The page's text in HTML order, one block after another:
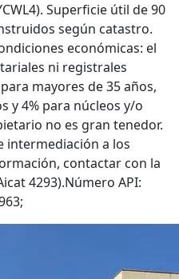
Superficie útil de 90
según catastro.
económicas: el
ni registrales
mayores de 35 años,
y 4% para núcleos y/o
no es gran tenedor.
intermediación a los
contactar con la
4293).Número API: